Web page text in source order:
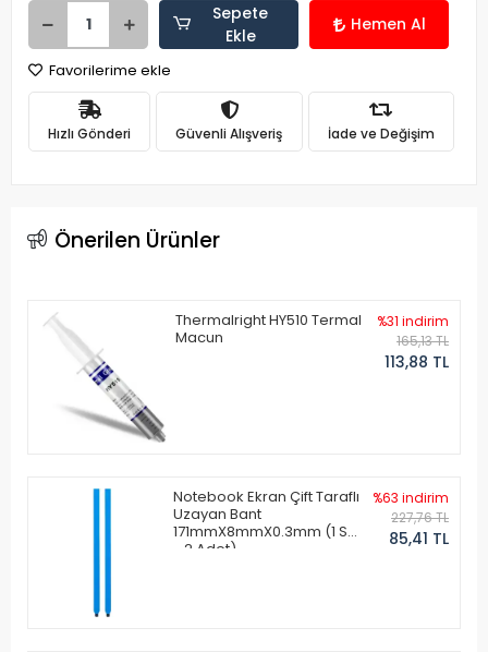
Sepete
Ekle
Hemen Al
Favorilerime ekle
Hızlı Gönderi Güvenli Alışveriş İade ve Değişim
Önerilen Ürünler
Thermalright HY510 Termal
Macun
%31 indirim
165,13 TL
113,88 TL
Notebook Ekran Çift Taraflı
Uzayan Bant
171mmX8mmX0.3mm (1 Set
- 2 Adet)
%63 indirim
227,76 TL
85,41 TL